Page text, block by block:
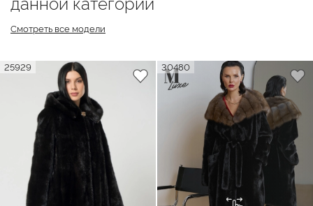
Смотреть все модели
25929 30480